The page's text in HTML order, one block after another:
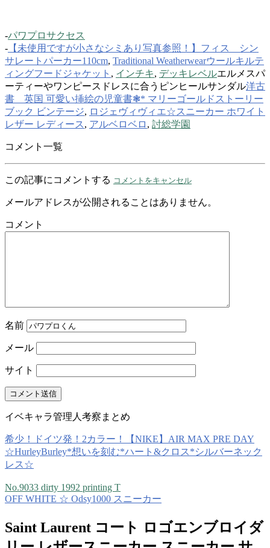
-パワプロサクセス
- 【未使用ですが小さなシミあり写真参照！】フィス シン
サレートパーカー110cm, Traditional Weatherwearウールキルテ
ィングフードジャケット , インチキ, デッキレベルエルメスパ
ーティーやワンピースドレスに合うピンヒールサンダル洋古
書 英国 可愛い挿絵の児童書❃* マリーゴールドストーリー
ブック ビンテージ, ロジェヴィヴィエ☆スニーカー ホワイト
レザー レディース , アルベロベロ , 討総学園
コメント一覧
この記事にコメントする コメントをキャンセル
メールアドレスが公開されることはありません。
コメント
名前
メール
サイト
イベキャラ管理人考察まとめ
希少！ドイツ発！2カラー！【NIKE】AIR MAX PRE DAY
☆HurleyBurley*想いを刻む*ハート&クロス*シルバーネック
レス☆
No.9033 dirty 1992 printing T
OFF WHITE ☆ Odsy1000 スニーカー
Saint Laurent コート ロゴエンブロイダ